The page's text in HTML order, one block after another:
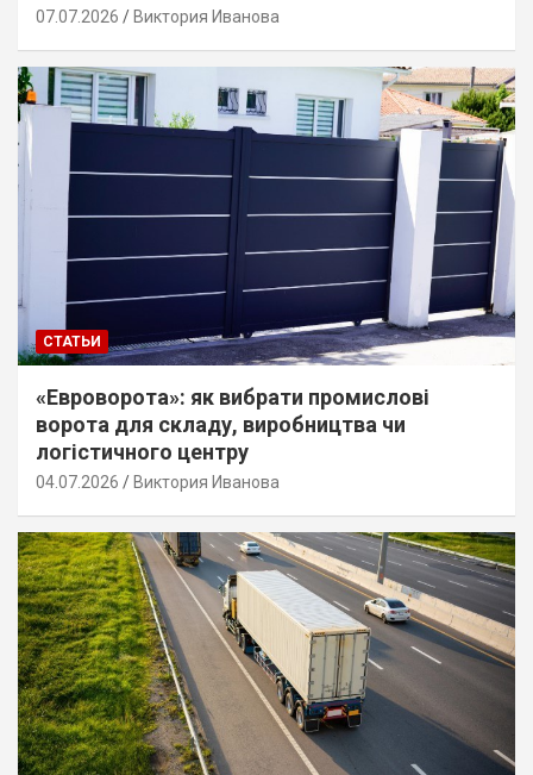
07.07.2026 Виктория Иванова
СТАТЬИ
«Евроворота»: як вибрати промислові
ворота для складу, виробництва чи
логістичного центру
04.07.2026 Виктория Иванова